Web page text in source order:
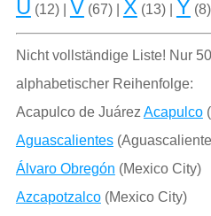
U (12) | V (67) | X (13) | Y (8)
Nicht vollständige Liste! Nur
alphabetischer Reihenfolge:
Acapulco de Juárez Acapulco
Aguascalientes
Álvaro Obregón (Mexico City)
Azcapotzalco(Mexico City)